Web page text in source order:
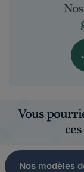
Vous
Nos modèles